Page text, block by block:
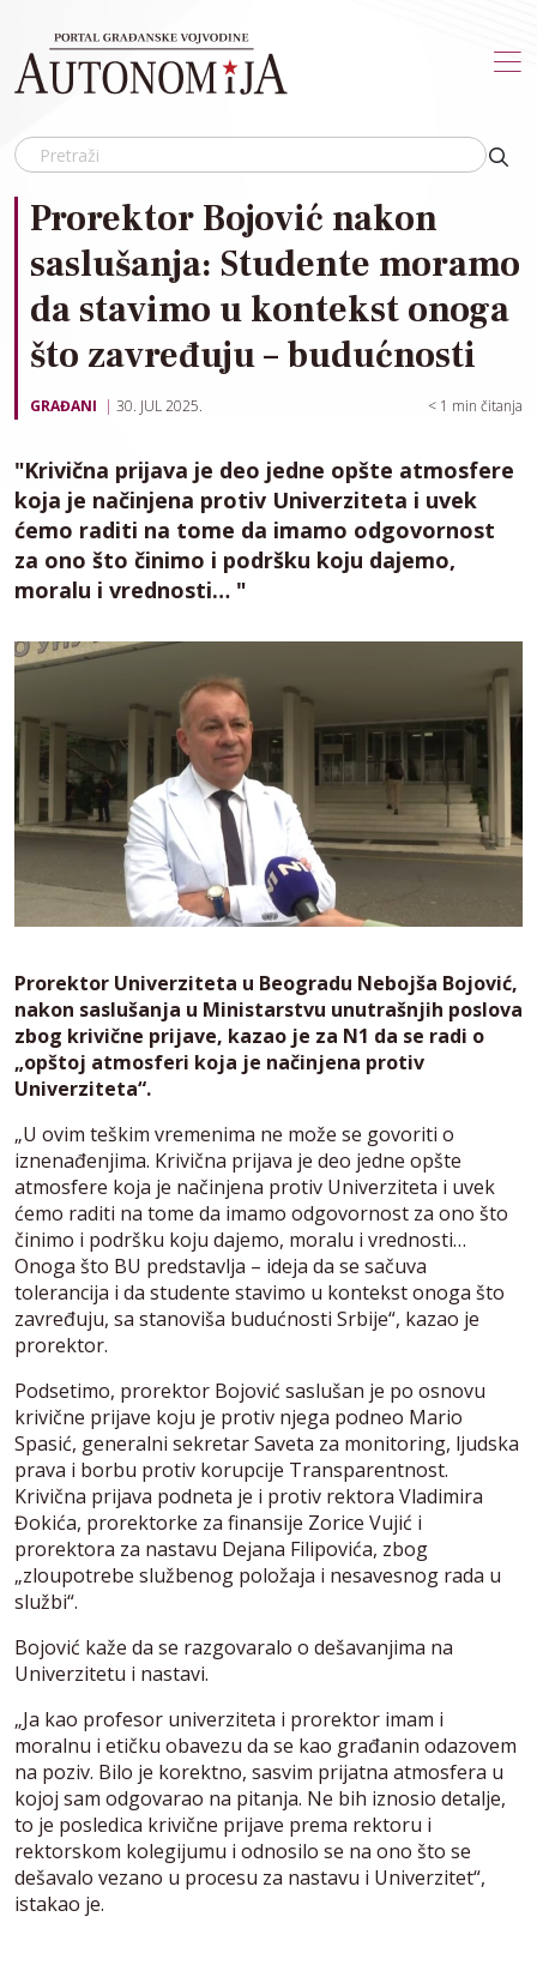
Prorektor Bojović nakon
saslušanja: Studente moramo
da stavimo u kontekst onoga
što zavređuju – budućnosti
GRAĐANI 30. JUL 2025. < 1 min čitanja
"Krivična prijava je deo jedne opšte atmosfere
koja je načinjena protiv Univerziteta i uvek
ćemo raditi na tome da imamo odgovornost
za ono što činimo i podršku koju dajemo,
moralu i vrednosti… "
Prorektor Univerziteta u Beogradu Nebojša Bojović,
nakon saslušanja u Ministarstvu unutrašnjih poslova
zbog krivične prijave, kazao je za N1 da se radi o
„opštoj atmosferi koja je načinjena protiv
Univerziteta“.
„U ovim teškim vremenima ne može se govoriti o
iznenađenjima. Krivična prijava je deo jedne opšte
atmosfere koja je načinjena protiv Univerziteta i uvek
ćemo raditi na tome da imamo odgovornost za ono što
činimo i podršku koju dajemo, moralu i vrednosti…
Onoga što BU predstavlja – ideja da se sačuva
tolerancija i da studente stavimo u kontekst onoga što
zavređuju, sa stanoviša budućnosti Srbije“, kazao je
prorektor.
Podsetimo, prorektor Bojović saslušan je po osnovu
krivične prijave koju je protiv njega podneo Mario
Spasić, generalni sekretar Saveta za monitoring, ljudska
prava i borbu protiv korupcije Transparentnost.
Krivična prijava podneta je i protiv rektora Vladimira
Đokića, prorektorke za finansije Zorice Vujić i
prorektora za nastavu Dejana Filipovića, zbog
„zloupotrebe službenog položaja i nesavesnog rada u
službi“.
Bojović kaže da se razgovaralo o dešavanjima na
Univerzitetu i nastavi.
„Ja kao profesor univerziteta i prorektor imam i
moralnu i etičku obavezu da se kao građanin odazovem
na poziv. Bilo je korektno, sasvim prijatna atmosfera u
kojoj sam odgovarao na pitanja. Ne bih iznosio detalje,
to je posledica krivične prijave prema rektoru i
rektorskom kolegijumu i odnosilo se na ono što se
dešavalo vezano u procesu za nastavu i Univerzitet“,
istakao je.